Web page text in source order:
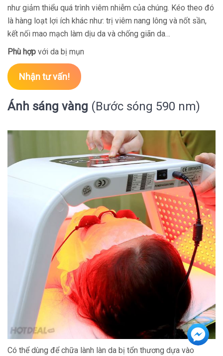
như giảm thiểu quá trình viêm nhiễm của chúng. Kéo theo đó
là hàng loạt lợi ích khác như: trị viêm nang lông và nốt sần,
kết nối mao mạch làm dịu da và chống giãn da…
Phù hợp với da bị mụn
Nhận tư vấn!
Ánh sáng vàng (Bước sóng 590 nm)
Có thể dùng để chữa lành làn da bị tổn thương dựa vào